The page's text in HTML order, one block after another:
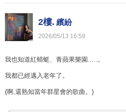
2樓. 繽紛
2026/05/13 16:59
我也知道紅蜻蜓、青蘋果樂園.....。
我都已經邁入老年了。
(啊,還熟知當年群星會的歌曲。)